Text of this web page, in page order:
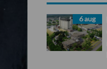
Sidebar6 aug